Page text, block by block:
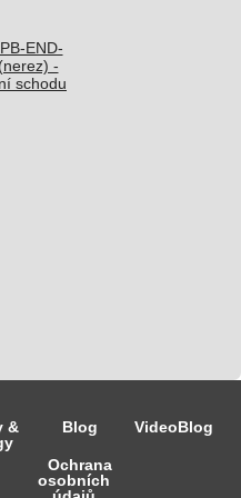
END-
-
schodu
&
Blog VideoBlog
Ochrana
osobních